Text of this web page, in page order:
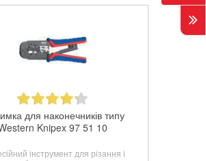
для наконечників типу
Knipex 97 51 10
інструмент для різання і